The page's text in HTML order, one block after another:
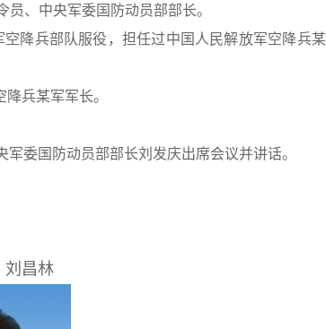
、中央军委国防动员部部长。
降兵部队服役，担任过中国人民解放军空降兵
兵某军军长。
委国防动员部部长刘发庆出席会议并讲话。
刘昌林